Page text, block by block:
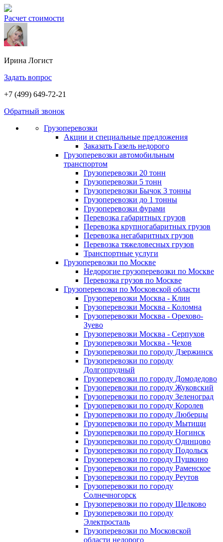
Расчет стоимости
Ирина Логист
Задать вопрос
+7 (499) 649-72-21
Обратный звонок
Грузоперевозки
Акции и специальные предложения
Заказать Газель недорого
Грузоперевозки автомобильным
транспортом
Грузоперевозки 20 тонн
Грузоперевозки 5 тонн
Грузоперевозки Бычок 3 тонны
Грузоперевозки до 1 тонны
Грузоперевозки фурами
Перевозка габаритных грузов
Перевозка крупногабаритных грузов
Перевозка негабаритных грузов
Перевозка тяжеловесных грузов
Транспортные услуги
Грузоперевозки по Москве
Недорогие грузоперевозки по Москве
Перевозка грузов по Москве
Грузоперевозки по Московской области
Грузоперевозки Москва - Клин
Грузоперевозки Москва - Коломна
Грузоперевозки Москва - Орехово-
Зуево
Грузоперевозки Москва - Серпухов
Грузоперевозки Москва - Чехов
Грузоперевозки по городу Дзержинск
Грузоперевозки по городу
Долгопрудный
Грузоперевозки по городу Домодедово
Грузоперевозки по городу Жуковский
Грузоперевозки по городу Зеленоград
Грузоперевозки по городу Королев
Грузоперевозки по городу Люберцы
Грузоперевозки по городу Мытищи
Грузоперевозки по городу Ногинск
Грузоперевозки по городу Одинцово
Грузоперевозки по городу Подольск
Грузоперевозки по городу Пушкино
Грузоперевозки по городу Раменское
Грузоперевозки по городу Реутов
Грузоперевозки по городу
Солнечногорск
Грузоперевозки по городу Щелково
Грузоперевозки по городу
Электросталь
Грузоперевозки по Московской
области недорого